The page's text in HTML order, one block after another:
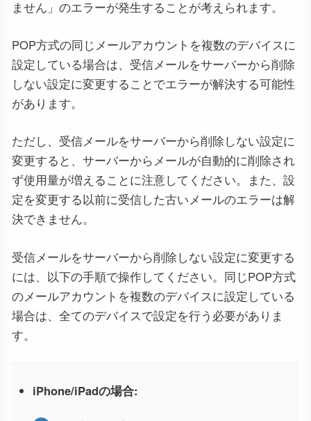
ません」のエラーが発生することが考えられます。
POP方式の同じメールアカウントを複数のデバイスに
設定している場合は、受信メールをサーバーから削除
しない設定に変更することでエラーが解決する可能性
があります。
ただし、受信メールをサーバーから削除しない設定に
変更すると、サーバーからメールが自動的に削除され
ず使用量が増えることに注意してください。また、設
定を変更する以前に受信した古いメールのエラーは解
決できません。
受信メールをサーバーから削除しない設定に変更する
には、以下の手順で操作してください。同じPOP方式
のメールアカウントを複数のデバイスに設定している
場合は、全てのデバイスで設定を行う必要がありま
す。
iPhone/iPadの場合: